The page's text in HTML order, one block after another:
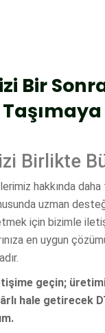
Bir
Birlikte
hakkında
uzman
için bizimle
en uygun
geçin;
hale getirecek